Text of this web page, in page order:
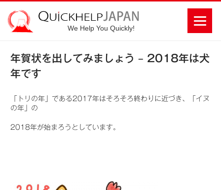
We Help You Quickly!
年賀状を出してみましょう – 2018年は犬
年です
「トリの年」である2017年はそろそろ終わりに近づき、「イヌ
の年」の
2018年が始まろうとしています。